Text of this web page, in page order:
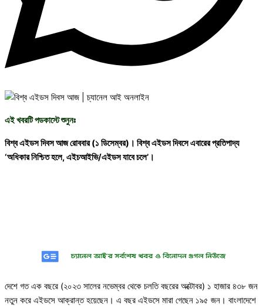
এই খবরটি পডকাস্টে শুনুনঃ
বিশ্ব এইডস দিবস আজ রোববার (১ ডিসেম্বর)। বিশ্ব এইডস দিবসে এবারের প্রতিপাদ্য
‘অধিকার নিশ্চিত হলে, এইচআইভি/এইডস যাবে চলে’।
দেশে গত এক বছরে (২০২৩ সালের নভেম্বর থেকে চলতি বছরের অক্টোবর) ১ হাজার ৪৩৮ জন
নতুন করে এইডসে আক্রান্ত হয়েছেন। এ বছর এইডসে মারা গেছেন ১৯৫ জন। বাংলাদেশে